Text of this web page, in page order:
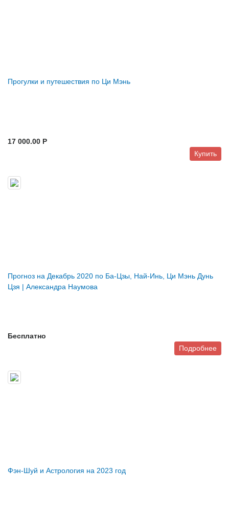
Прогулки и путешествия по Ци Мэнь
17 000.00 P
Купить
Прогноз на Декабрь 2020 по Ба-Цзы, Най-Инь, Ци Мэнь Дунь
Цзя | Александра Наумова
Бесплатно
Подробнее
Фэн-Шуй и Астрология на 2023 год